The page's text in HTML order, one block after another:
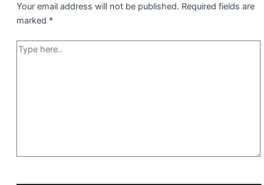
Your email address will not be published. Required fields are
marked *
Type